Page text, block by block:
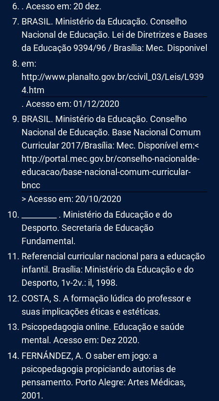
. Acesso em: 20 dez.
BRASIL. Ministério da Educação. Conselho
Nacional de Educação. Lei de Diretrizes e Bases
da Educação 9394/96 / Brasília: Mec. Disponivel
em:
http://www.planalto.gov.br/ccivil_03/Leis/L939
4.htm
. Acesso em: 01/12/2020
BRASIL. Ministério da Educação. Conselho
Nacional de Educação. Base Nacional Comum
Curricular 2017/Brasília: Mec. Disponível em:<
http://portal.mec.gov.br/conselho-nacionalde-
educacao/base-nacional-comum-curricular-
bncc
> Acesso em: 20/10/2020
_________ . Ministério da Educação e do
Desporto. Secretaria de Educação
Fundamental.
Referencial curricular nacional para a educação
infantil. Brasília: Ministério da Educação e do
Desporto, 1v-2v.: il, 1998.
COSTA, S. A formação lúdica do professor e
suas implicações éticas e estéticas.
Psicopedagogia online. Educação e saúde
mental. Acesso em: Dez 2020.
FERNÁNDEZ, A. O saber em jogo: a
psicopedagogia propiciando autorias de
pensamento. Porto Alegre: Artes Médicas,
2001.